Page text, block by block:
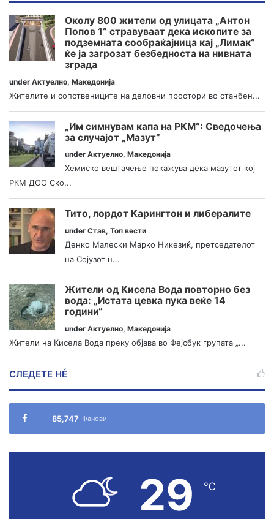
Околу 800 жители од улицата „Антон
Попов 1“ стравуваат дека ископите за
подземната сообраќајница кај „Лимак“
ќе ја загрозат безбедноста на нивната
зграда
under Актуелно, Македонија
Жителите и сопствениците на деловни простори во станбен...
„Им симнувам капа на РКМ“: Сведочења
за случајот „Мазут“
under Актуелно, Македонија
Хемиско вештачење покажува дека мазутот кој
РКМ ДОО Ско...
Тито, лордот Карингтон и либералите
under Став, Топ вести
Денко Малески Марко Никезиќ, претседателот
на Сојузот н...
Жители од Кисела Вода повторно без
вода: „Истата цевка пука веќе 14
години“
under Актуелно, Македонија
Жители на Кисела Вода преку објава во Фејсбук групата „...
СЛЕДЕТЕ НÉ
85,747 Фанови
29 ℃